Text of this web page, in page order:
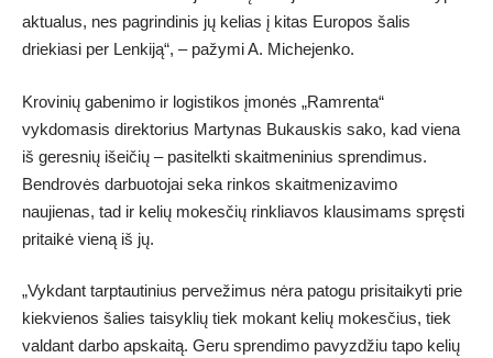
aktualus, nes pagrindinis jų kelias į kitas Europos šalis
driekiasi per Lenkiją“, – pažymi A. Michejenko.
Krovinių gabenimo ir logistikos įmonės „Ramrenta“
vykdomasis direktorius Martynas Bukauskis sako, kad viena
iš geresnių išeičių – pasitelkti skaitmeninius sprendimus.
Bendrovės darbuotojai seka rinkos skaitmenizavimo
naujienas, tad ir kelių mokesčių rinkliavos klausimams spręsti
pritaikė vieną iš jų.
„Vykdant tarptautinius pervežimus nėra patogu prisitaikyti prie
kiekvienos šalies taisyklių tiek mokant kelių mokesčius, tiek
valdant darbo apskaitą. Geru sprendimo pavyzdžiu tapo kelių